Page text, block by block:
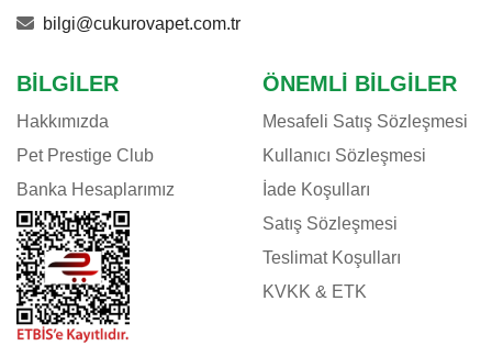
bilgi@cukurovapet.com.tr
BILGILER
Hakkımızda
Pet Prestige Club
Banka Hesaplarımız
ÖNEMLI BILGILER
Mesafeli Satış Sözleşmesi
Kullanıcı Sözleşmesi
İade Koşulları
Satış Sözleşmesi
Teslimat Koşulları
KVKK & ETK